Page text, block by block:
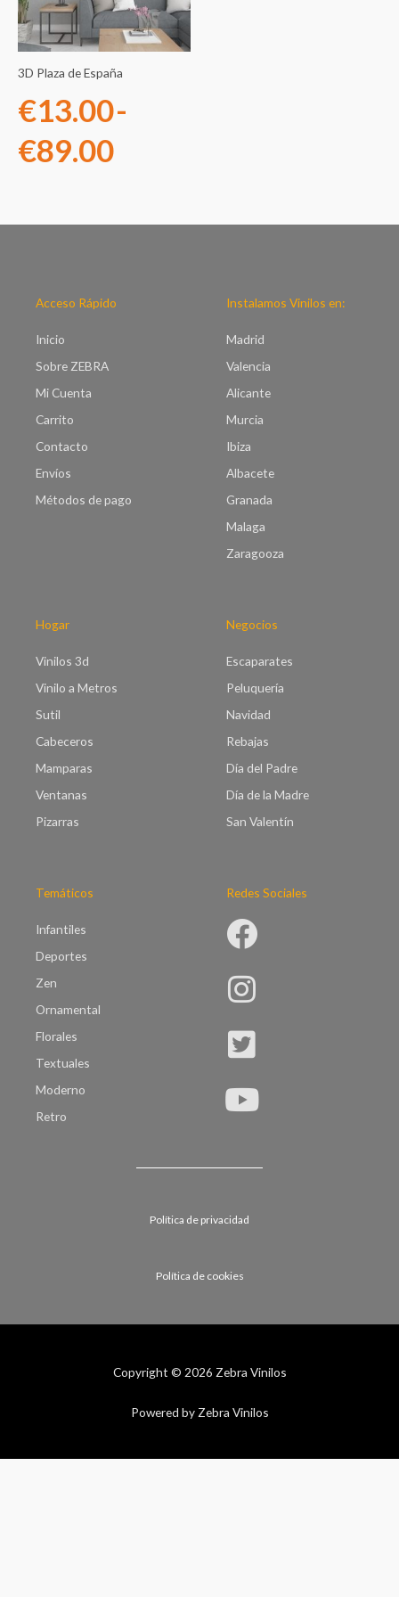
3D Plaza de España
€13.00-
€89.00
desde
€13.00
hasta
€89.00
Acceso Rápido
Inicio
Sobre ZEBRA
Mi Cuenta
Carrito
Contacto
Envíos
Métodos de pago
Instalamos Vinilos en:
Madrid
Valencia
Alicante
Murcia
Ibiza
Albacete
Granada
Malaga
Zaragooza
Hogar
Vinilos 3d
Vinilo a Metros
Sutil
Cabeceros
Mamparas
Ventanas
Pizarras
Negocios
Escaparates
Peluquería
Navidad
Rebajas
Día del Padre
Día de la Madre
San Valentín
Temáticos
Infantiles
Deportes
Zen
Ornamental
Florales
Textuales
Moderno
Retro
Redes Sociales
Política de privacidad
Política de cookies
Copyright © 2026 Zebra Vinilos
Powered by Zebra Vinilos